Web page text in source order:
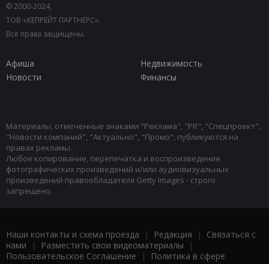
© 2000-2024,
ТОВ «КЕПРЕЙТ ПАРТНЕРС».
Все права защищены.
Афиша
Недвижимость
Новости
Финансы
Материалы, отмеченные знаками "Реклама", "PR", "Спецпроект",
"Новости компаний", "Актуально", "Промо", публикуются на
правах рекламы.
Любое копирование, перепечатка и воспроизведение
фотографических произведений и/или аудиовизуальных
произведений правообладателя Getty Images - строго
запрещено.
Наши контакты и схема проезда | Редакция | Связаться с
нами | Разместить свои видеоматериалы |
Пользовательское Соглашение |
Политика в сфере